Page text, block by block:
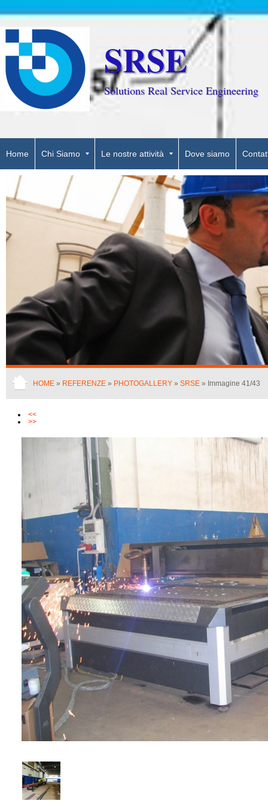
SRSE
Solutions Real Service Engineering
Home Chi Siamo Le nostre attività Dove siamo
HOME » REFERENZE » PHOTOGALLERY » SRSE » Immagine 41/43
<<
>>